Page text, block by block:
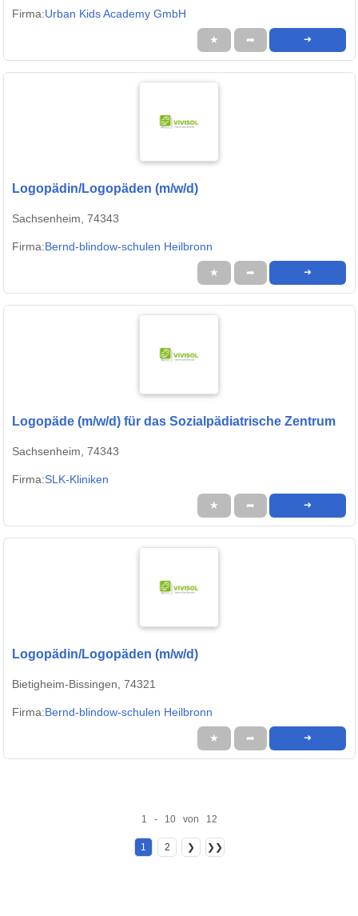
Firma:Urban Kids Academy GmbH
★ ➦ ➜
Logopädin/Logopäden (m/w/d)
Sachsenheim, 74343
Firma:Bernd-blindow-schulen Heilbronn
★ ➦ ➜
Logopäde (m/w/d) für das Sozialpädiatrische Zentrum
Sachsenheim, 74343
Firma:SLK-Kliniken
★ ➦ ➜
Logopädin/Logopäden (m/w/d)
Bietigheim-Bissingen, 74321
Firma:Bernd-blindow-schulen Heilbronn
★ ➦ ➜
1 - 10 von 12
1 2 ❯ ❯❯